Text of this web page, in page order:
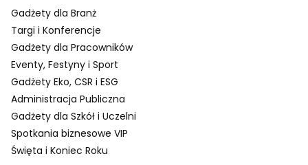
Gadżety dla Branż
Targi i Konferencje
Gadżety dla Pracowników
Eventy, Festyny i Sport
Gadżety Eko, CSR i ESG
Administracja Publiczna
Gadżety dla Szkół i Uczelni
Spotkania biznesowe VIP
Święta i Koniec Roku